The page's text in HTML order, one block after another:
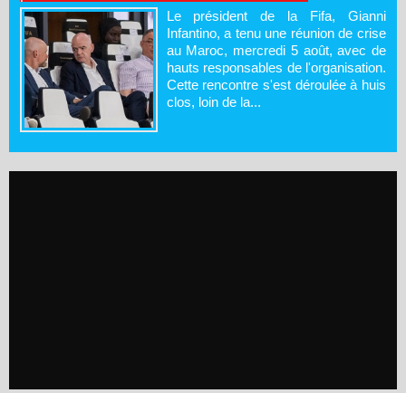
Le président de la Fifa, Gianni
Infantino, a tenu une réunion de crise
au Maroc, mercredi 5 août, avec de
hauts responsables de l'organisation.
Cette rencontre s'est déroulée à huis
clos, loin de la...